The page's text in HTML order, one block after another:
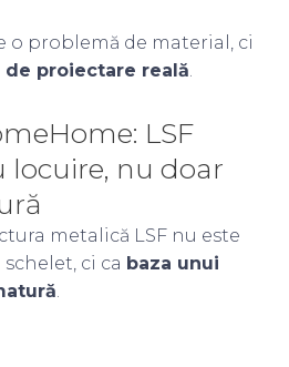
o problemă de material, ci
de proiectare reală.
LSF
nu doar
metalică LSF nu este
ci ca baza unui
.